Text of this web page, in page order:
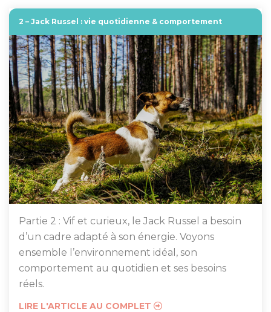
2 – Jack Russel : vie quotidienne & comportement
Partie 2 : Vif et curieux, le Jack Russel a besoin
d’un cadre adapté à son énergie. Voyons
ensemble l’environnement idéal, son
comportement au quotidien et ses besoins
réels.
LIRE L'ARTICLE AU COMPLET